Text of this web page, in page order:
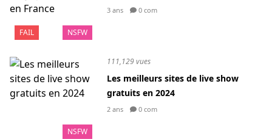
FAIL NSFW
3 ans 0 com
NSFW
111,129 vues
Les meilleurs sites de live show
gratuits en 2024
2 ans 0 com